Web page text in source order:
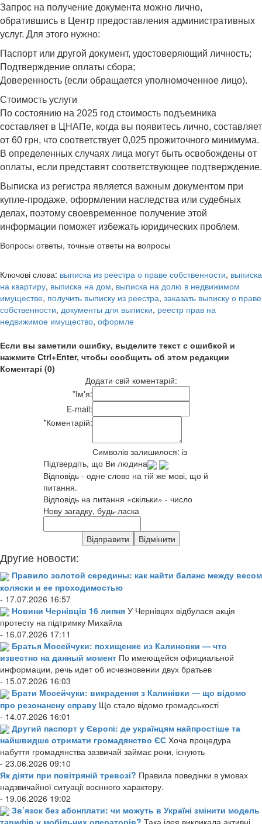
Запрос на получение документа можно лично,
обратившись в Центр предоставления административных
услуг. Для этого нужно:
Паспорт или другой документ, удостоверяющий личность;
Подтверждение оплаты сбора;
Доверенность (если обращается уполномоченное лицо).
Стоимость услуги
По состоянию на 2025 год стоимость подъемника
составляет в ЦНАПе, когда вы появитесь лично, составляет
от 60 грн, что соответствует 0,025 прожиточного минимума.
В определенных случаях лица могут быть освобождены от
оплаты, если представят соответствующее подтверждение.
Выписка из регистра является важным документом при
купле-продаже, оформлении наследства или судебных
делах, поэтому своевременное получение этой
информации поможет избежать юридических проблем.
Вопросы ответы, точные ответы на вопросы
Ключові слова: выписка из реестра о праве собственности, выписка
на квартиру, выписка на дом, выписка на долю в недвижимом
имуществе, получить выписку из реестра, заказать выписку о праве
собственности, документы для выписки, реестр прав на
недвижимое имущество, оформле
Если вы заметили ошибку, выделите текст с ошибкой и
нажмите Ctrl+Enter, чтобы сообщить об этом редакции
Коментарі (0)
Додати свій коментарій:
*Ім'я:
E-mail:
*Коментарій:
Символів залишилося: із
Підтвердіть, що Ви людина
Відповідь - одне слово на тій же мові, що й
питання.
Відповідь на питання «скільки» - число
Нову загадку, будь-ласка
Другие новости:
Правило золотой середины: как найти баланс между весом
коляски и ее проходимостью
- 17.07.2026 16:57
Новини Чернівців 16 липня У Чернівцях відбулася акція
протесту на підтримку Михайла
- 16.07.2026 17:11
Братья Мосейчуки: похищение из Калиновки — что
известно на данный момент По имеющейся официальной
информации, речь идет об исчезновении двух братьев
- 15.07.2026 16:03
Брати Мосейчуки: викрадення з Калинівки — що відомо
про резонансну справу Що стало відомо громадськості
- 14.07.2026 16:01
Другий паспорт у Європі: де українцям найпростіше та
найшвидше отримати громадянство ЄС Хоча процедура
набуття громадянства зазвичай займає роки, існують
- 23.06.2026 09:10
Як діяти при повітряній тревозі? Правила поведінки в умовах
надзвичайної ситуації воєнного характеру.
- 19.06.2026 19:02
Зв’язок без абонплати: чи можуть в Україні змінити модель